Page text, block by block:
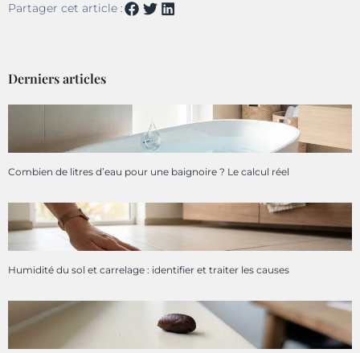
Partager cet article :
Derniers articles
Combien de litres d’eau pour une baignoire ? Le calcul réel
Humidité du sol et carrelage : identifier et traiter les causes